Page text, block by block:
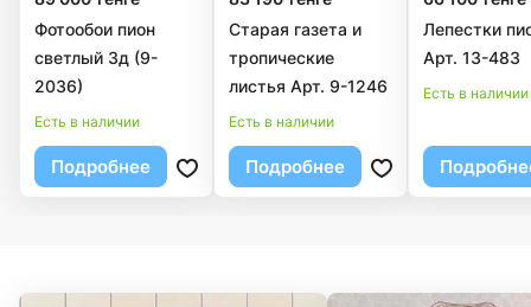
Фотообои пион
светлый 3д (9-
2036)
Есть в наличии
Подробнее
Старая газета и
тропические
листья Арт. 9-1246
Есть в наличии
Подробнее
Лепестки
Арт. 13-483
Есть в наличии